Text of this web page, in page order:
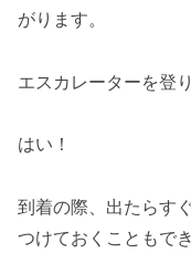
がります。
エスカレーターを登
はい！
到着の際、出たらす
つけておくこともでき